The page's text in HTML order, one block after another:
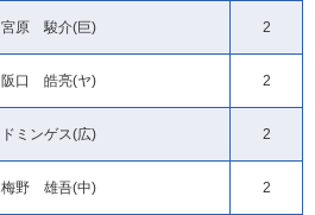
宮原 駿介(巨) 2
阪口 皓亮(ヤ) 2
ドミンゲス(広) 2
梅野 雄吾(中) 2